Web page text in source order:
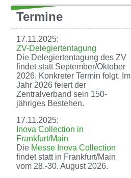
Termine
17.11.2025:
ZV-Delegiertentagung
Die Delegiertentagung des ZV
findet statt September/Oktober
2026. Konkreter Termin folgt. Im
Jahr 2026 feiert der
Zentralverband sein 150-
jähriges Bestehen.
17.11.2025:
Inova Collection in
Frankfurt/Main
Die Messe Inova Collection
findet statt in Frankfurt/Main
vom 28.-30. August 2026.